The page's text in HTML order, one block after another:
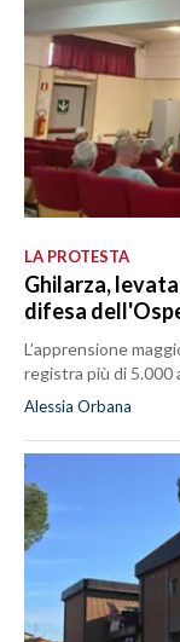
LA PROTESTA
Ghilarza,
difesa
L’apprensione
registra più di 5.000
Alessia Orbana